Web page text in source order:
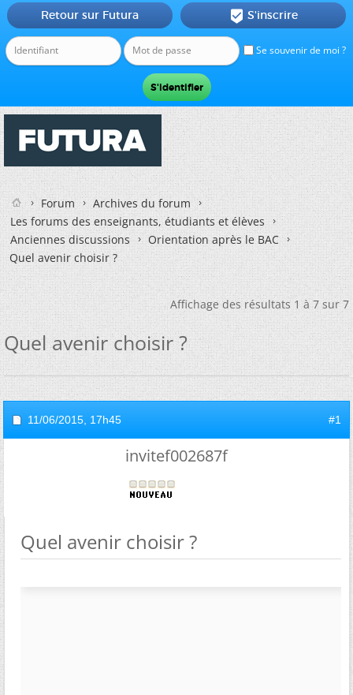
Se souvenir de moi ?
Retour sur Futura  S'inscrire
Forum
Archives du forum
Les forums des enseignants, étudiants et élèves
Anciennes discussions
Orientation après le BAC
Quel avenir choisir ?
Affichage des résultats 1 à 7 sur 7
Quel avenir choisir ?
11/06/2015, 17h45 #1
invitef002687f
Quel avenir choisir ?